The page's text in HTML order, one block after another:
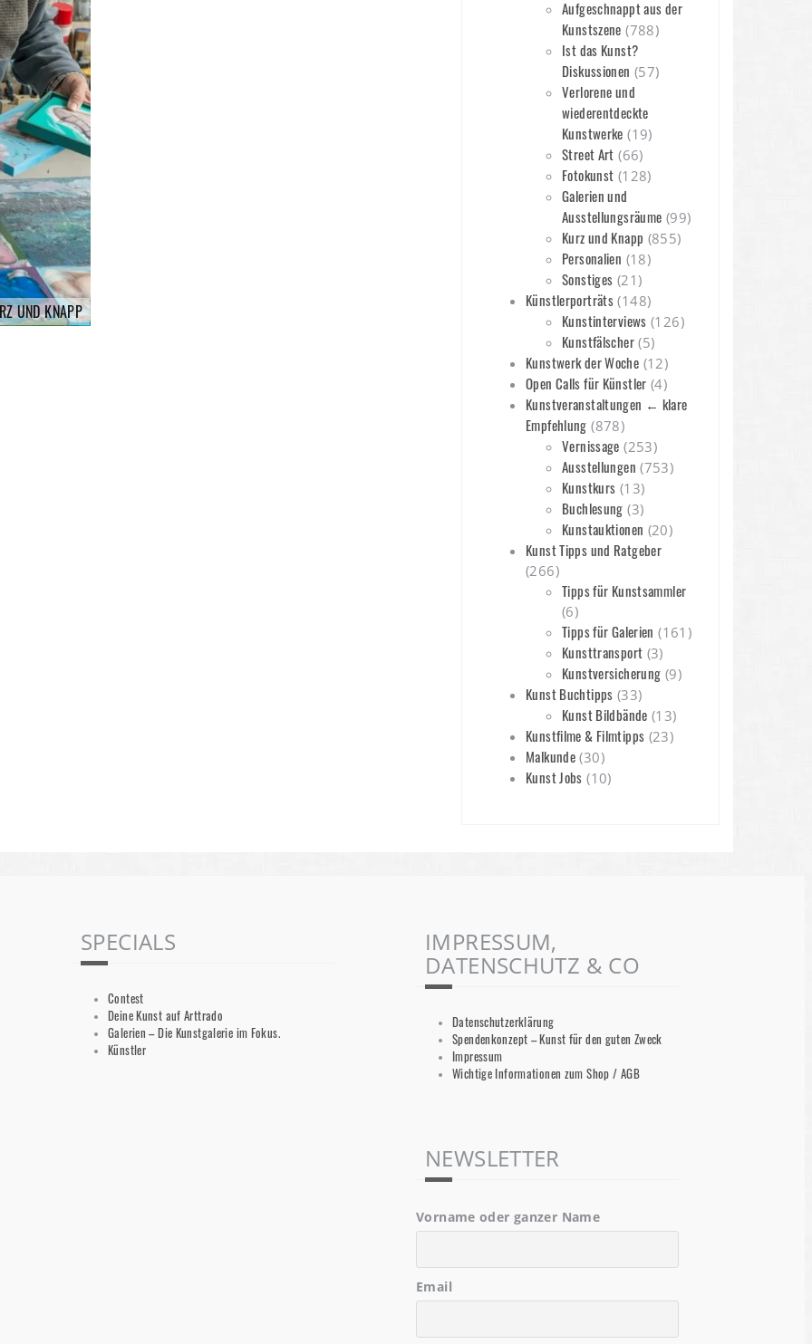
UND KNAPP
Aufgeschnappt aus der
Kunstszene (788)
Ist das Kunst?
Diskussionen (57)
Verlorene und
wiederentdeckte
Kunstwerke (19)
Street Art (66)
Fotokunst (128)
Galerien und
Ausstellungsräume (99)
Kurz und Knapp (855)
Personalien (18)
Sonstiges (21)
Künstlerporträts (148)
Kunstinterviews (126)
Kunstfälscher(5)
Kunstwerk der Woche (12)
Open Calls für Künstler (4)
Kunstveranstaltungen ← klare
Empfehlung (878)
Vernissage (253)
Ausstellungen (753)
Kunstkurs (13)
Buchlesung (3)
Kunstauktionen (20)
Kunst Tipps und Ratgeber
(266)
Tipps für Kunstsammler
(6)
Tipps für Galerien (161)
Kunsttransport (3)
Kunstversicherung (9)
Kunst Buchtipps (33)
Kunst Bildbände (13)
Kunstfilme & Filmtipps (23)
Malkunde (30)
Kunst Jobs (10)
SPECIALS
Contest
Deine Kunst auf Arttrado
Galerien – Die Kunstgalerie im Fokus.
Künstler
IMPRESSUM,
DATENSCHUTZ & CO
Datenschutzerklärung
Spendenkonzept – Kunst für den guten Zweck
Impressum
Wichtige Informationen zum Shop / AGB
NEWSLETTER
Vorname oder ganzer Name
Email